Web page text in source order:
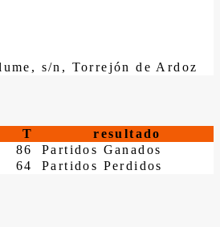
s/n, Torrejón de Ardoz
T
resultado
86
Partidos Ganados
64 Partidos Perdidos